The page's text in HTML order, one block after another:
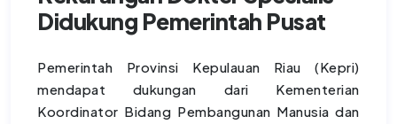
Didukung Pemerintah Pusat
Pemerintah Provinsi Kepulauan Riau (Kepri)
mendapat dukungan dari Kementerian
Koordinator Bidang Pembangunan Manusia dan